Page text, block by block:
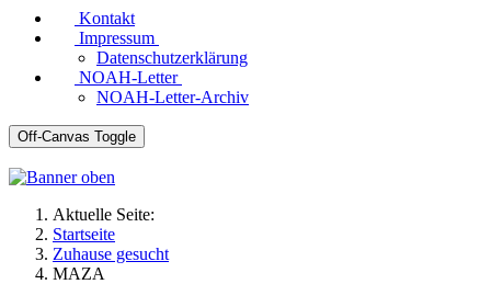
Kontakt
Impressum
Datenschutzerklärung
NOAH-Letter
NOAH-Letter-Archiv
Off-Canvas Toggle
Aktuelle Seite:
Startseite
Zuhause gesucht
MAZA